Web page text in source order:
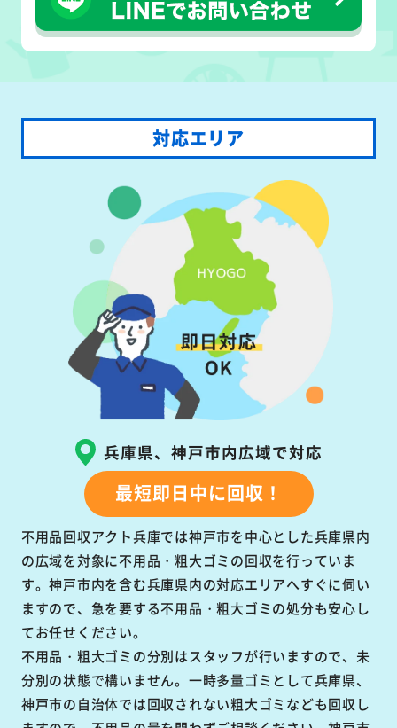
対応エリア
兵庫県、神戸市内広域で対応
最短即日中に回収！
不用品回収アクト兵庫では神戸市を中心とした兵庫県内
の広域を対象に不用品・粗大ゴミの回収を行っていま
す。神戸市内を含む兵庫県内の対応エリアへすぐに伺い
ますので、急を要する不用品・粗大ゴミの処分も安心し
てお任せください。
不用品・粗大ゴミの分別はスタッフが行いますので、未
分別の状態で構いません。一時多量ゴミとして兵庫県、
神戸市の自治体では回収されない粗大ゴミなども回収し